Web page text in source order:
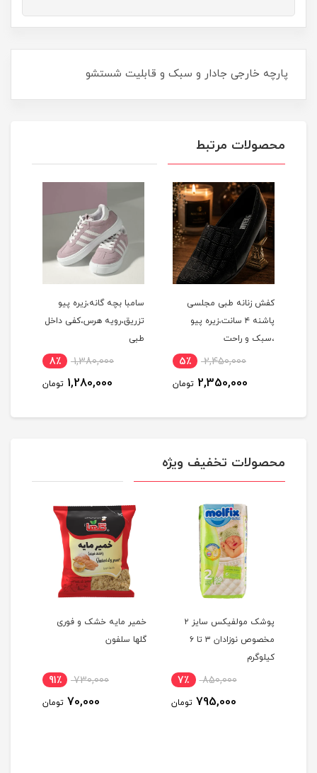
پارچه خارجی جادار و سبک و قابلیت شستشو
محصولات مرتبط
کفش زنانه طبی مجلسی
پاشنه ۴ سانت،زیره پیو
،سبک و راحت
2,450,000 5٪
2,350,000 تومان
سامبا بچه گانه،زیره پیو
تزریق،رویه هرس،کفی داخل
طبی
1,380,000 8٪
1,280,000 تومان
محصولات تخفیف ویژه
پوشک مولفیکس سایز ۲
مخصوص نوزادان ۳ تا ۶
کیلوگرم
850,000 7٪
795,000 تومان
خمیر مایه خشک و فوری
گلها سلفون
730,000 91٪
70,000 تومان